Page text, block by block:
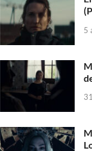
5